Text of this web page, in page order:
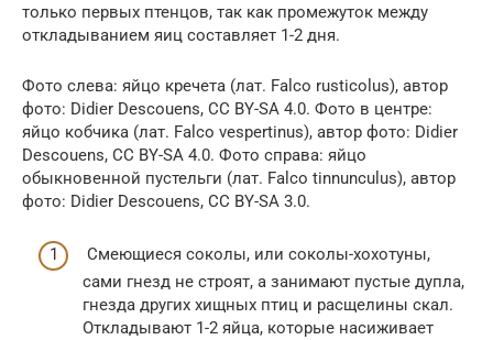
только первых птенцов, так как промежуток между
откладыванием яиц составляет 1-2 дня.
Фото слева: яйцо кречета (лат. Falco rusticolus), автор
фото: Didier Descouens, CC BY-SA 4.0. Фото в центре:
яйцо кобчика (лат. Falco vespertinus), автор фото: Didier
Descouens, CC BY-SA 4.0. Фото справа: яйцо
обыкновенной пустельги (лат. Falco tinnunculus), автор
фото: Didier Descouens, CC BY-SA 3.0.
Смеющиеся соколы, или соколы-хохотуны,
сами гнезд не строят, а занимают пустые дупла,
гнезда других хищных птиц и расщелины скал.
Откладывают 1-2 яйца, которые насиживает